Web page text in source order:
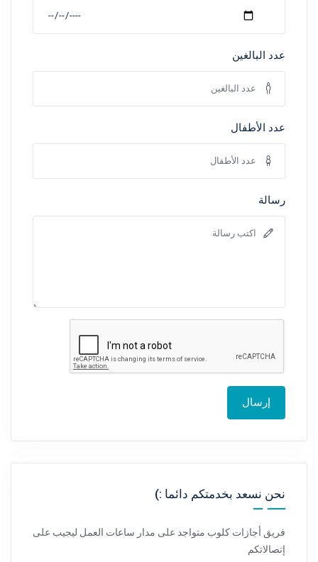
عدد البالغين
عدد الأطفال
رسالة
إرسال
نحن نسعد بخدمتكم دائما :)
فريق أجازات كلوب متواجد على مدار ساعات العمل ليجيب على
إتصالاتكم